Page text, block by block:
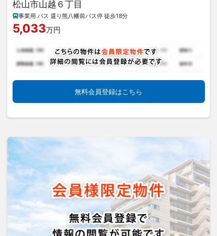
松山市山越６丁目
事業用 バス 還り熊八幡前バス停 徒歩18分
5,033万円
無料会員登録はこちら